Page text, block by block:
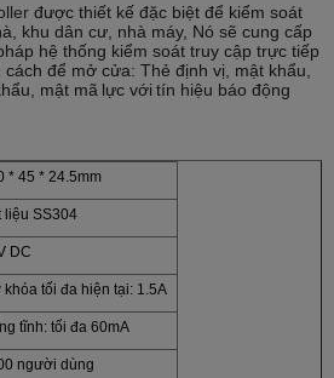
được thiết kế đặc biệt để kiểm soát
khu dân cư, nhà máy, Nó sẽ cung cấp
hệ thống kiểm soát truy cập trực tiếp
để mở cửa: Thẻ định vị, mật khẩu,
mật mã lực với tín hiệu báo động
* 45 * 24.5mm
liệu SS304
DC
khóa tối đa hiện tại: 1.5A
tĩnh: tối đa 60mA
người dùng